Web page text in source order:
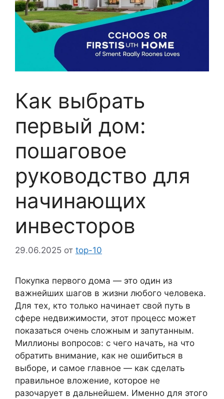
Как выбрать
первый дом:
пошаговое
руководство для
начинающих
инвесторов
29.06.2025 от top-10
Покупка первого дома — это один из
важнейших шагов в жизни любого человека.
Для тех, кто только начинает свой путь в
сфере недвижимости, этот процесс может
показаться очень сложным и запутанным.
Миллионы вопросов: с чего начать, на что
обратить внимание, как не ошибиться в
выборе, и самое главное — как сделать
правильное вложение, которое не
разочарует в дальнейшем. Именно для этого